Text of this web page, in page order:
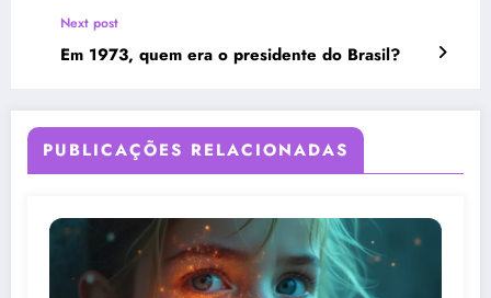
Next post
Em 1973, quem era o presidente do Brasil?
PUBLICAÇÕES RELACIONADAS